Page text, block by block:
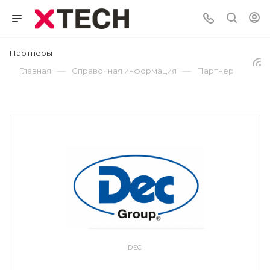
Партнеры
Главная
— Справочная информация — Партнеры
DEC